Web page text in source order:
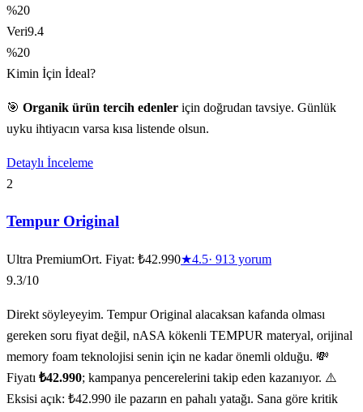
%20
Veri9.4
%20
Kimin İçin İdeal?
🎯 Organik ürün tercih edenler için doğrudan tavsiye. Günlük
uyku ihtiyacın varsa kısa listende olsun.
Detaylı İnceleme
2
Tempur Original
Ultra PremiumOrt. Fiyat: ₺42.990★4.5· 913 yorum
9.3/10
Direkt söyleyeyim. Tempur Original alacaksan kafanda olması
gereken soru fiyat değil, nASA kökenli TEMPUR materyal, orijinal
memory foam teknolojisi senin için ne kadar önemli olduğu. 💸
Fiyatı ₺42.990; kampanya pencerelerini takip eden kazanıyor. ⚠️
Eksisi açık: ₺42.990 ile pazarın en pahalı yatağı. Sana göre kritik